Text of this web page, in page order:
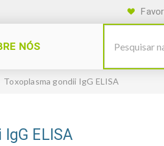
NÓS
Toxoplasma gondii IgG ELISA
ELISA